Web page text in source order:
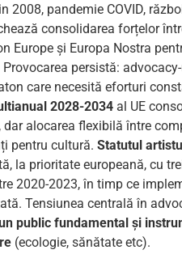
2008, pandemie COVID,
consolidarea forțelor
Europe și Europa Nostra
persistă:
care necesită eforturi
2028-2034 al UE
dar alocarea flexibilă între
pentru cultură. Statutul
la prioritate europeană, cu
2020-2023, în timp ce
Tensiunea centrală în
public fundamental și
(ecologie, sănătate etc).